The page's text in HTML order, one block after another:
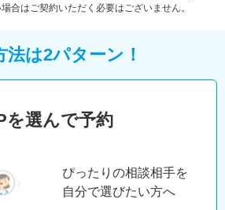
合はご契約いただく必要はございません。
法は2パターン！
を選んで予約
ぴったりの相談相手を
自分で選びたい方へ